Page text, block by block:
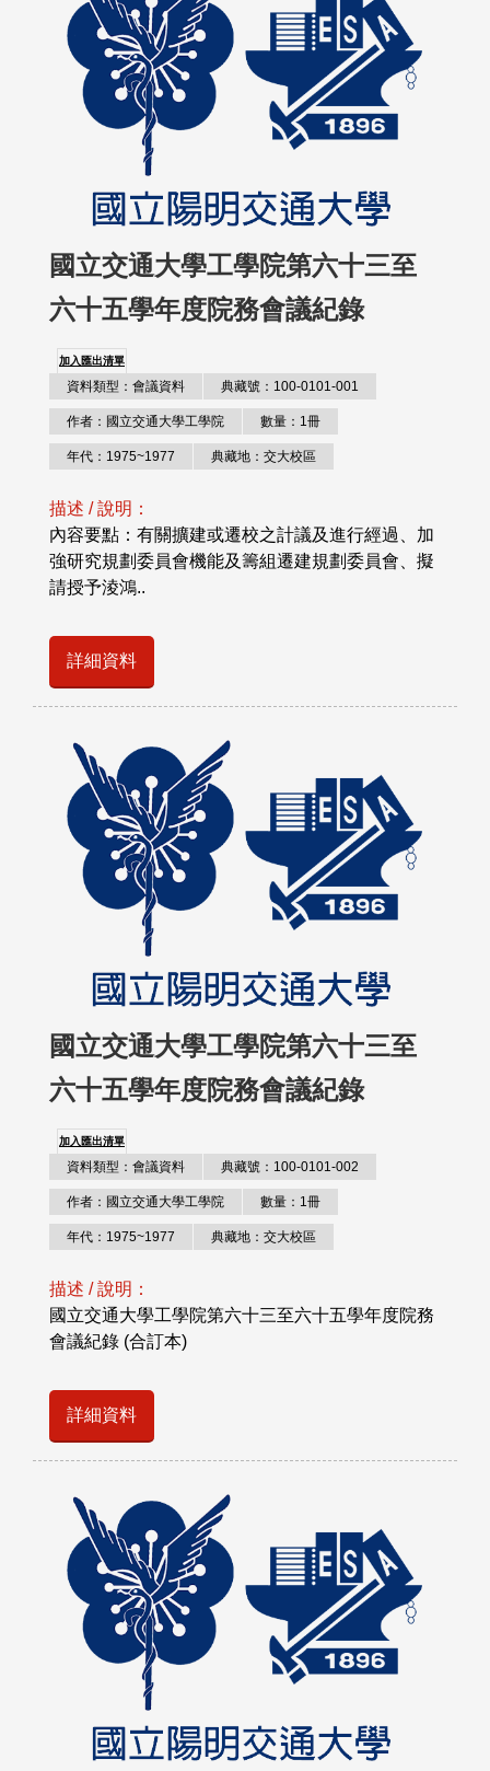
國立交通大學工學院第六十三至
六十五學年度院務會議紀錄
加入匯出清單
資料類型：會議資料 典藏號：100-0101-001
作者：國立交通大學工學院 數量：1冊
年代：1975~1977 典藏地：交大校區
描述 / 說明：
內容要點：有關擴建或遷校之計議及進行經過、加
強研究規劃委員會機能及籌組遷建規劃委員會、擬
請授予淩鴻..
詳細資料
國立交通大學工學院第六十三至
六十五學年度院務會議紀錄
加入匯出清單
資料類型：會議資料 典藏號：100-0101-002
作者：國立交通大學工學院 數量：1冊
年代：1975~1977 典藏地：交大校區
描述 / 說明：
國立交通大學工學院第六十三至六十五學年度院務
會議紀錄 (合訂本)
詳細資料